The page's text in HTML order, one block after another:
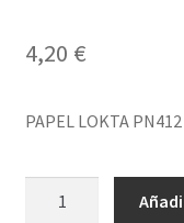
4,20 €
PAPEL LOKTA PN412